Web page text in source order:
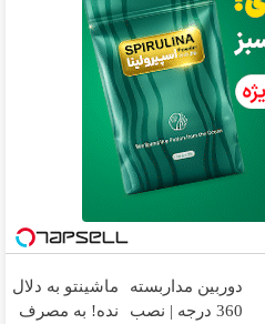
دوربین مداربسته
360 درجه | نصب
ماشینتو به دلال
نده! به مصرف